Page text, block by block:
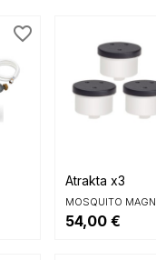
favorite_border
Atrakta x3
MOSQUITO
54,00 €